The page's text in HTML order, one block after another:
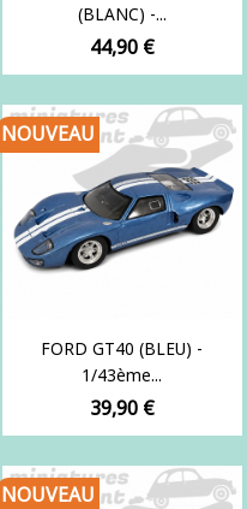
(BLANC) -...
Prix
44,90 €
FORD GT40 (BLEU) -
1/43ème...
Prix
39,90 €
NOUVEAU
NOUVEAU